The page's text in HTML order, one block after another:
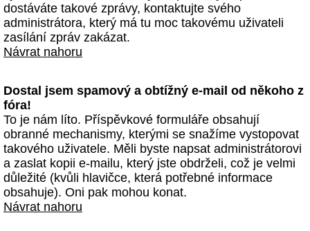
dostáváte takové zprávy, kontaktujte svého
administrátora, který má tu moc takovému uživateli
zasílání zpráv zakázat.
Návrat nahoru
Dostal jsem spamový a obtížný e-mail od někoho z
fóra!
To je nám líto. Příspěvkové formuláře obsahují
obranné mechanismy, kterými se snažíme vystopovat
takového uživatele. Měli byste napsat administrátorovi
a zaslat kopii e-mailu, který jste obdrželi, což je velmi
důležité (kvůli hlavičce, která potřebné informace
obsahuje). Oni pak mohou konat.
Návrat nahoru